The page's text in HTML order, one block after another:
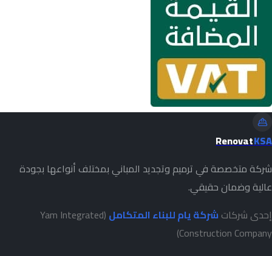
RenovatKSA
شركة متخصصة في ترميم وتجديد المباني بمختلف أنواعها بجودة
عالية وضمان حقيقي.
إحدى شركاتشركة يام للبناء المتكامل (Yam Integrated
Construction Company)